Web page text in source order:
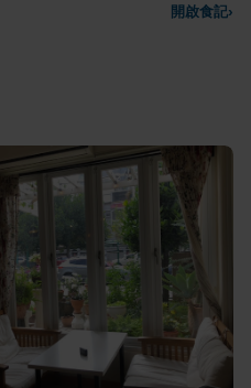
開啟食記›